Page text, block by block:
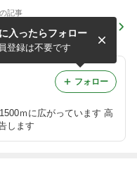
記事
ｍに広がっています 高
します
入ったらフォロー
登録は不要です
フォロー